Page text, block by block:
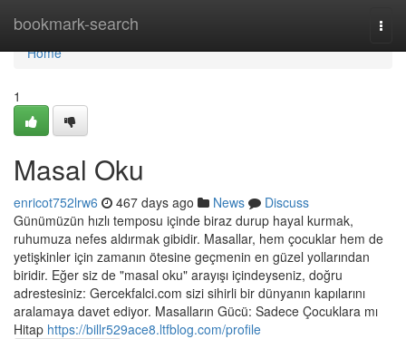
bookmark-search
Home
Home
1
Masal Oku
enricot752lrw6 467 days ago News
Discuss
Günümüzün hızlı temposu içinde biraz durup hayal kurmak,
ruhumuza nefes aldırmak gibidir. Masallar, hem çocuklar hem de
yetişkinler için zamanın ötesine geçmenin en güzel yollarından
biridir. Eğer siz de "masal oku" arayışı içindeyseniz, doğru
adrestesiniz: Gercekfalci.com sizi sihirli bir dünyanın kapılarını
aralamaya davet ediyor. Masalların Gücü: Sadece Çocuklara mı
Hitap https://billr529ace8.ltfblog.com/profile